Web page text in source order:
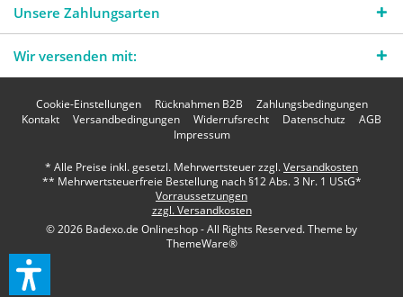
Unsere Zahlungsarten
Wir versenden mit:
Cookie-Einstellungen Rücknahmen B2B
Zahlungsbedingungen
Kontakt
Versandbedingungen Widerrufsrecht Datenschutz
AGB
Impressum
* Alle Preise inkl. gesetzl. Mehrwertsteuer zzgl.Versandkosten
** Mehrwertsteuerfreie Bestellung nach §12 Abs. 3 Nr. 1 UStG*
Vorraussetzungen
zzgl. Versandkosten
© 2026 Badexo.de Onlineshop - All Rights Reserved. Theme by
ThemeWare®